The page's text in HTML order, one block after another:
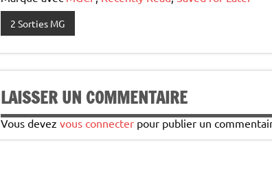
2 Sorties MG
LAISSER UN COMMENTAIRE
Vous devez vous connecter pour publier un